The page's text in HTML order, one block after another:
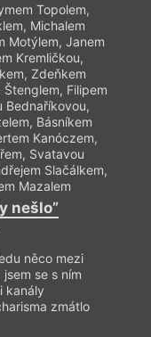
Topolem,
Michalem
Motýlem, Janem
Kremličkou,
Zdeňkem
Filipem
Bednaříkovou,
Básníkem
Kanóczem,
Svatavou
Slačálkem,
Mazalem
nešlo”
něco mezi
se s ním
kanály
zmátlo